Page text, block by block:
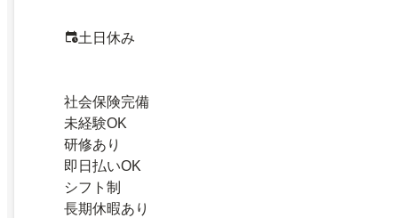
土日休み
社会保険完備
未経験OK
研修あり
即日払いOK
シフト制
長期休暇あり